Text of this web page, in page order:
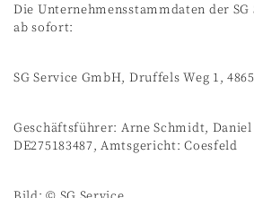
Die Unternehmensstammdaten der
ab sofort:
SG Service GmbH, Druffels Weg 1,
Geschäftsführer: Arne Schmidt,
DE275183487, Amtsgericht: Coesfeld